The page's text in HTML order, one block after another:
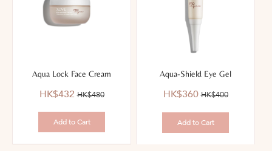
Aqua Lock Face Cream
優
價：
HK$432價
HK$480
Add to Cart
Aqua-Shield Eye Gel
優
價：
HK$360價
HK$400
Add to Cart